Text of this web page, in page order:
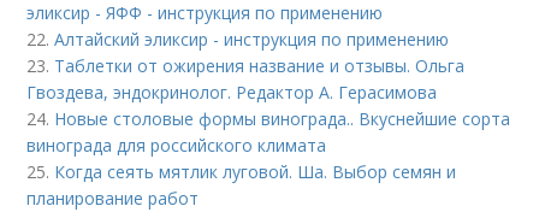
эликсир - ЯФФ - инструкция по применению
22.Алтайский эликсир - инструкция по применению
23. Таблетки от ожирения название и отзывы. Ольга
Гвоздева, эндокринолог. Редактор А. Герасимова
24. Новые столовые формы винограда.. Вкуснейшие сорта
винограда для российского климата
25. Когда сеять мятлик луговой. Ша. Выбор семян и
планирование работ